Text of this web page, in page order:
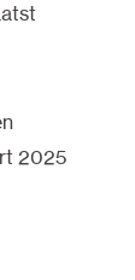
2025